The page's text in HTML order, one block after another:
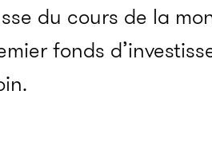
du cours de la
fonds